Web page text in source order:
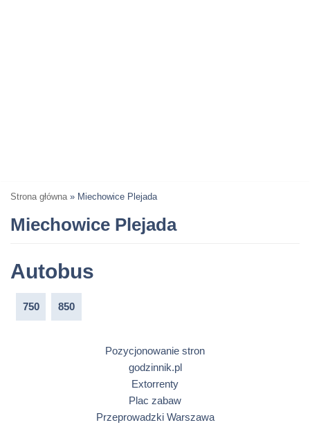
Strona główna » Miechowice Plejada
Miechowice Plejada
Autobus
750 850
Pozycjonowanie stron
godzinnik.pl
Extorrenty
Plac zabaw
Przeprowadzki Warszawa